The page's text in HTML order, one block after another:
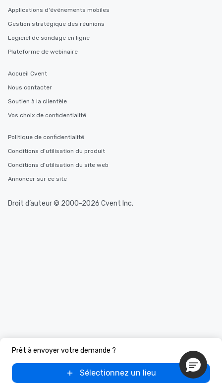
Prêt à envoyer votre demande ?
Sélectionnez un lieu
Applications d'événements mobiles
Gestion stratégique des réunions
Logiciel de sondage en ligne
Plateforme de webinaire
Accueil Cvent
Nous contacter
Soutien à la clientèle
Vos choix de confidentialité
Politique de confidentialité
Conditions d’utilisation du produit
Conditions d’utilisation du site web
Annoncer sur ce site
Droit d’auteur © 2000-2026 Cvent Inc.